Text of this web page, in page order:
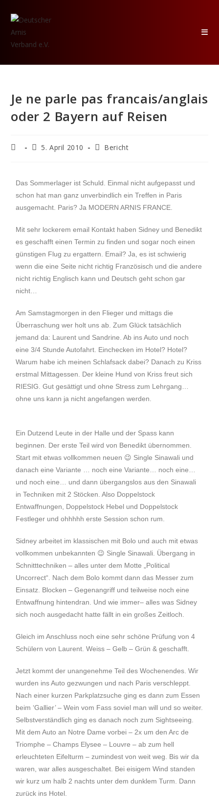
Je ne parle pas francais/anglais
oder 2 Bayern auf Reisen
5. April 2010 Bericht
Das Sommerlager ist Schuld. Einmal nicht aufgepasst und
schon hat man ganz unverbindlich ein Treffen in Paris
ausgemacht. Paris? Ja MODERN ARNIS FRANCE.
Mit sehr lockerem email Kontakt haben Sidney und Benedikt
es geschafft einen Termin zu finden und sogar noch einen
günstigen Flug zu ergattern. Email? Ja, es ist schwierig
wenn die eine Seite nicht richtig Französisch und die andere
nicht richtig Englisch kann und Deutsch geht schon gar
nicht…
Am Samstagmorgen in den Flieger und mittags die
Überraschung wer holt uns ab. Zum Glück tatsächlich
jemand da: Laurent und Sandrine. Ab ins Auto und noch
eine 3/4 Stunde Autofahrt. Einchecken im Hotel? Hotel?
Warum habe ich meinen Schlafsack dabei? Danach zu Kriss
erstmal Mittagessen. Der kleine Hund von Kriss freut sich
RIESIG. Gut gesättigt und ohne Stress zum Lehrgang…
ohne uns kann ja nicht angefangen werden.
Ein Dutzend Leute in der Halle und der Spass kann
beginnen. Der erste Teil wird von Benedikt übernommen.
Start mit etwas vollkommen neuen 😉 Single Sinawali und
danach eine Variante … noch eine Variante… noch eine…
und noch eine… und dann übergangslos aus den Sinawali
in Techniken mit 2 Stöcken. Also Doppelstock
Entwaffnungen, Doppelstock Hebel und Doppelstock
Festleger und ohhhhh erste Session schon rum.
Sidney arbeitet im klassischen mit Bolo und auch mit etwas
vollkommen unbekannten 😉 Single Sinawali. Übergang in
Schnitttechniken – alles unter dem Motte „Political
Uncorrect“. Nach dem Bolo kommt dann das Messer zum
Einsatz. Blocken – Gegenangriff und teilweise noch eine
Entwaffnung hintendran. Und wie immer– alles was Sidney
sich noch ausgedacht hatte fällt in ein großes Zeitloch.
Gleich im Anschluss noch eine sehr schöne Prüfung von 4
Schülern von Laurent. Weiss – Gelb – Grün & geschafft.
Jetzt kommt der unangenehme Teil des Wochenendes. Wir
wurden ins Auto gezwungen und nach Paris verschleppt.
Nach einer kurzen Parkplatzsuche ging es dann zum Essen
beim ‘Gallier’ – Wein vom Fass soviel man will und so weiter.
Selbstverständlich ging es danach noch zum Sightseeing.
Mit dem Auto an Notre Dame vorbei – 2x um den Arc de
Triomphe – Champs Elysee – Louvre – ab zum hell
erleuchteten Eifelturm – zumindest von weit weg. Bis wir da
waren, war alles ausgeschaltet. Bei eisigem Wind standen
wir kurz um halb 2 nachts unter dem dunklem Turm. Dann
zurück ins Hotel.